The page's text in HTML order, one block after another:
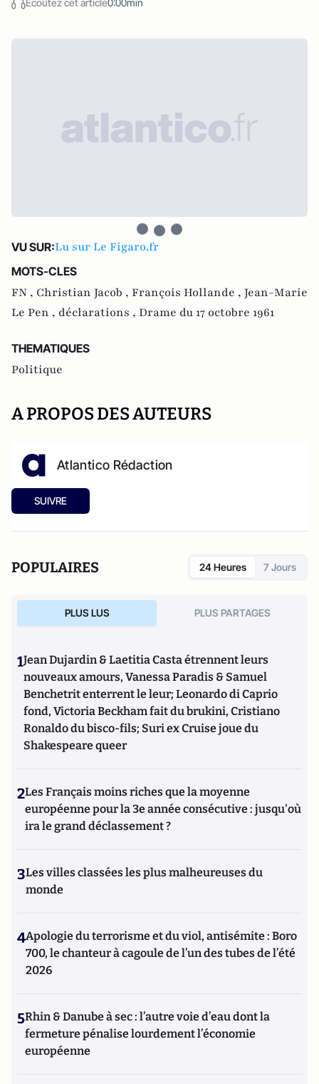
VU SUR:Lu sur Le Figaro.fr
MOTS-CLES
FN , Christian Jacob , François Hollande , Jean-Marie
Le Pen , déclarations , Drame du 17 octobre 1961
THEMATIQUES
Politique
A PROPOS DES AUTEURS
Atlantico Rédaction
SUIVRE
POPULAIRES 24 Heures 7 Jours
PLUS LUS PLUS PARTAGES
1Jean Dujardin & Laetitia Casta étrennent leurs
nouveaux amours, Vanessa Paradis & Samuel
Benchetrit enterrent le leur; Leonardo di Caprio
fond, Victoria Beckham fait du brukini, Cristiano
Ronaldo du bisco-fils; Suri ex Cruise joue du
Shakespeare queer
2Les Français moins riches que la moyenne
européenne pour la 3e année consécutive : jusqu'où
ira le grand déclassement ?
3Les villes classées les plus malheureuses du
monde
4Apologie du terrorisme et du viol, antisémite : Boro
700, le chanteur à cagoule de l’un des tubes de l’été
2026
5Rhin & Danube à sec : l’autre voie d’eau dont la
fermeture pénalise lourdement l’économie
européenne